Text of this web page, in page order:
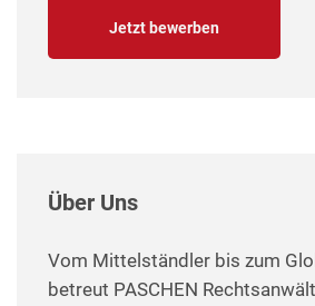
Jetzt bewerben
Über Uns
Vom Mittelständler bis zum
betreut PASCHEN